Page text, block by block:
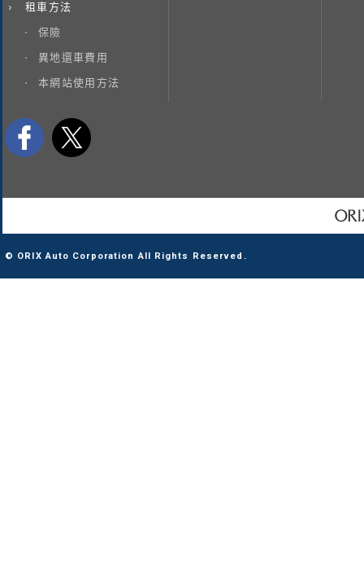
租車方法
保險
異地還車費用
本網站使用方法
© ORIX Auto Corporation All Rights Reserved.